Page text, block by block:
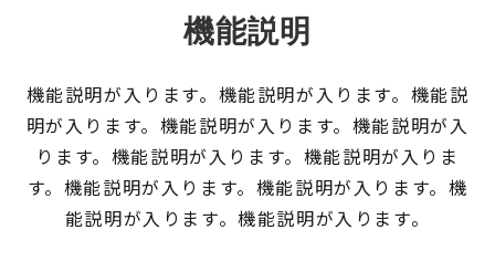
機能説明
機能説明が入ります。機能説明が入ります。機能説
明が入ります。機能説明が入ります。機能説明が入
ります。機能説明が入ります。機能説明が入りま
す。機能説明が入ります。機能説明が入ります。機
能説明が入ります。機能説明が入ります。